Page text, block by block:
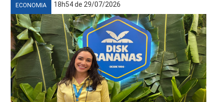
ECONOMIA 18h54 de 29/07/2026